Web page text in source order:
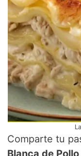
Comparte tu
Blanca de Pollo